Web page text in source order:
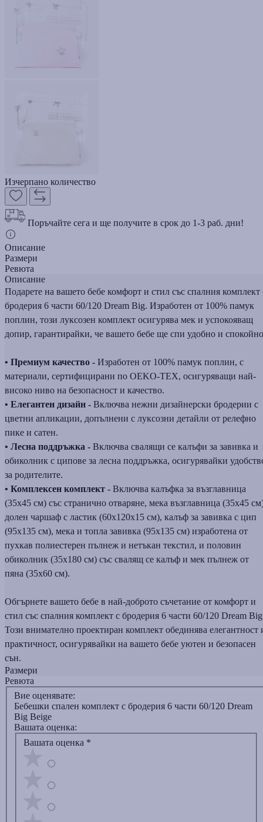
Изчерпано количество
Поръчайте сега и ще получите в срок до 1-3 раб. дни!
Описание
Размери
Ревюта
Описание
Подарете на вашето бебе комфорт и стил със спалния комплект
бродерия 6 части 60/120 Dream Big. Изработен от 100% памук
поплин, този луксозен комплект осигурява мек и успокояващ
допир, гарантирайки, че вашето бебе ще спи удобно и
• Премиум качество - Изработен от 100% памук поплин, с
материали, сертифицирани по OEKO-TEX, осигуряващи най-
високо ниво на безопасност и качество.
• Елегантен дизайн - Включва нежни дизайнерски бродерии с
цветни апликации, допълнени с луксозни детайли от релефно
пике и сатен.
• Лесна поддръжка - Включва свалящи се калъфи за завивка и
обиколник с ципове за лесна поддръжка, осигурявайки
за родителите.
• Комплексен комплект - Включва калъфка за възглавница
(35x45 см) със странично отваряне, мека възглавница (35x45
долен чаршаф с ластик (60x120x15 см), калъф за завивка с цип
(95x135 см), мека и топла завивка (95x135 см) изработена от
пухкав полиестерен пълнеж и нетъкан текстил, и половин
обиколник (35x180 см) със свалящ се калъф и мек пълнеж от
пяна (35x60 см).
Обгърнете вашето бебе в най-доброто съчетание от комфорт и
стил със спалния комплект с бродерия 6 части 60/120 Dream
Този внимателно проектиран комплект обединява елегантност
практичност, осигурявайки на вашето бебе уютен и безопасен
сън.
Размери
Ревюта
Вие оценявате:
Бебешки спален комплект с бродерия 6 части 60/120 Dream
Big Beige
Вашата оценка:
Вашата оценка *